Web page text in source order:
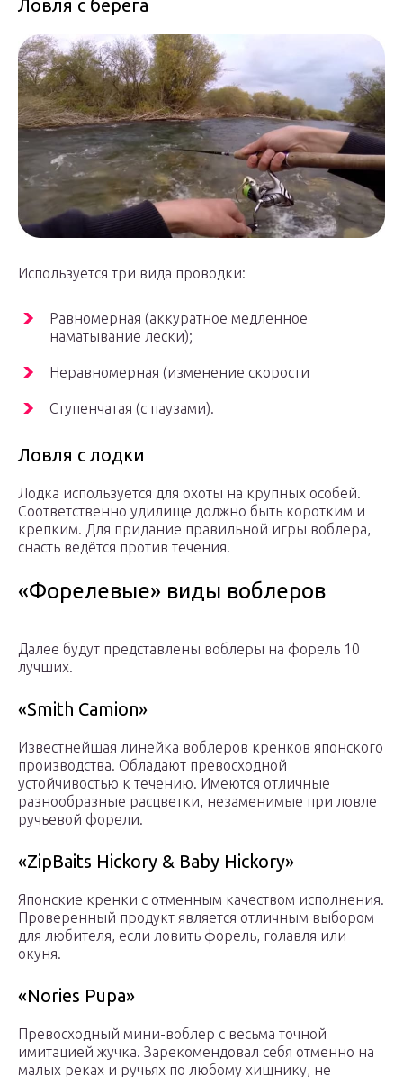
Ловля с берега
Используется три вида проводки:
Равномерная (аккуратное медленное
наматывание лески);
Неравномерная (изменение скорости
Ступенчатая (с паузами).
Ловля с лодки
Лодка используется для охоты на крупных особей.
Соответственно удилище должно быть коротким и
крепким. Для придание правильной игры воблера,
снасть ведётся против течения.
«Форелевые» виды воблеров
Далее будут представлены воблеры на форель 10
лучших.
«Smith Camion»
Известнейшая линейка воблеров кренков японского
производства. Обладают превосходной
устойчивостью к течению. Имеются отличные
разнообразные расцветки, незаменимые при ловле
ручьевой форели.
«ZipBaits Hickory & Baby Hickory»
Японские кренки с отменным качеством исполнения.
Проверенный продукт является отличным выбором
для любителя, если ловить форель, голавля или
окуня.
«Nories Pupa»
Превосходный мини-воблер с весьма точной
имитацией жучка. Зарекомендовал себя отменно на
малых реках и ручьях по любому хищнику, не